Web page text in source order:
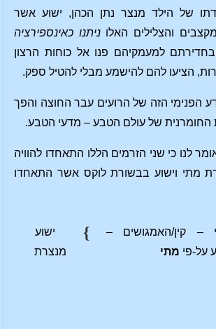
של הילד מנצר נתן הכהן, ישוע אשר
והצלילים האלוניתנו כאינספירציה
למעמקיהם פנו אל כוחות הרצון
הציעו להם להישמע מבלי להטיל ספק.
הפנימי הזה של הרועים עבר החוצה והפך
החומרנית של עולם הטבע – מדעי הטבע.
לנו כי שני הזרמים הללו התאחדו להוויה
מתי וישוע בבשורת לוקס אשר התאחדו
– קין/האמגושים –
על-פי מתי
}
ישוע
מנצרת